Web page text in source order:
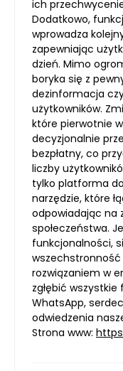
ich
Dodatkowo,
wprowadza
zapewniając
dzień. Mimo
boryka się z
dezinformacja
użytkowników.
które pierwotnie
decyzjonalnie
bezpłatny, co
liczby
tylko platforma
narzędzie, które
odpowiadając na
społeczeństwa.
funkcjonalności,
rozwiązaniem w
zgłębić
WhatsApp,
odwiedzenia
Strona www: